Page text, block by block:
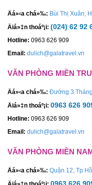
Äá»‹a chá»‰: Bùi Thị Xuân,
Äiá»‡n thoáº¡i: (024) 62 92
Hotline: 0963 626 909
Email: dulich@galatravel.vn
VĂN PHÒNG MIỀN
Äá»‹a chá»‰: Đường 3
Äiá»‡n thoáº¡i: 0963 626
Hotline: 0963 626 909
Email: dulich@galatravel.vn
VĂN PHÒNG MIỀN
Äá»‹a chá»‰: Quận 12, Tp